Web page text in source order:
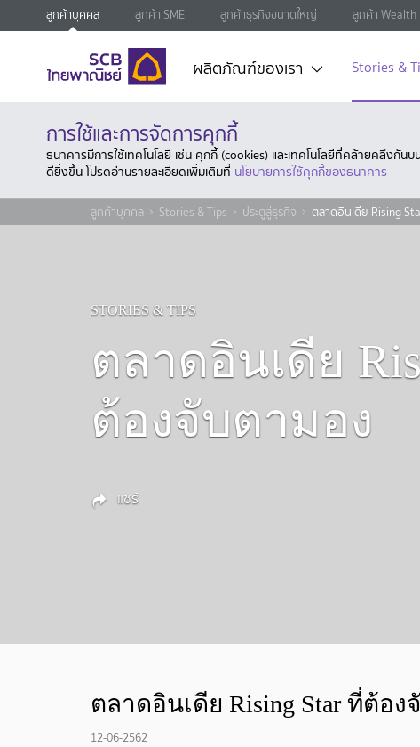
ลูกค้าบุคคล ลูกค้า SME ลูกค้าธุรกิจขนาดใหญ่ ลูกค้า Wealth
ผลิตภัณฑ์ของเรา Stories &
การใช้และการจัดการคุกกี้
ธนาคารมีการใช้เทคโนโลยี เช่น คุกกี้ (cookies) และเทคโนโลยีที่คล้ายคลึงกั
ดียิ่งขึ้น โปรดอ่านรายละเอียดเพิ่มเติมที่ นโยบายการใช้คุกกี้ของธนาคาร
ลูกค้าบุคคล Stories & Tips ประตูสู่ธุรกิจ ตลาดอินเดีย Rising
STORIES & TIPS
ตลาดอินเดีย
ต้องจับตามอง
แชร์
ตลาดอินเดีย Rising Star ที่ต้อง
12-06-2562